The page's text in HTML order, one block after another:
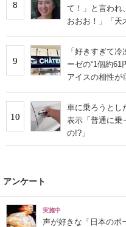
8
て！」と言わ
おおお！」「天
9
「好きすぎて
ーゼの“1個約
アイスの相性
10
車に乗ろうと
表示「普通に乗
の!?」
アンケート
実施中
声が好きな「日本のボ